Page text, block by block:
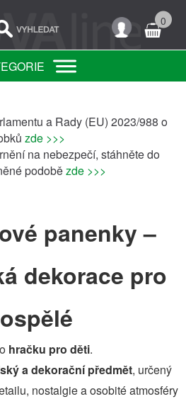
0
a Rady (EU) 2023/988 o
zde >>>
na nebezpečí, stáhněte do
podobězde >>>
panenky –
dekorace pro
hračku pro děti.
a dekorační předmět, určený
nostalgie a osobité atmosféry